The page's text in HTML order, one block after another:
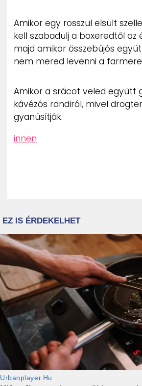
Amikor egy rosszul elsült
kell szabadulj a boxeredtől
majd amikor összebújós
nem mered levenni a
Amikor a srácot veled együtt
kávézós randiról, mivel
gyanúsítják.
innen